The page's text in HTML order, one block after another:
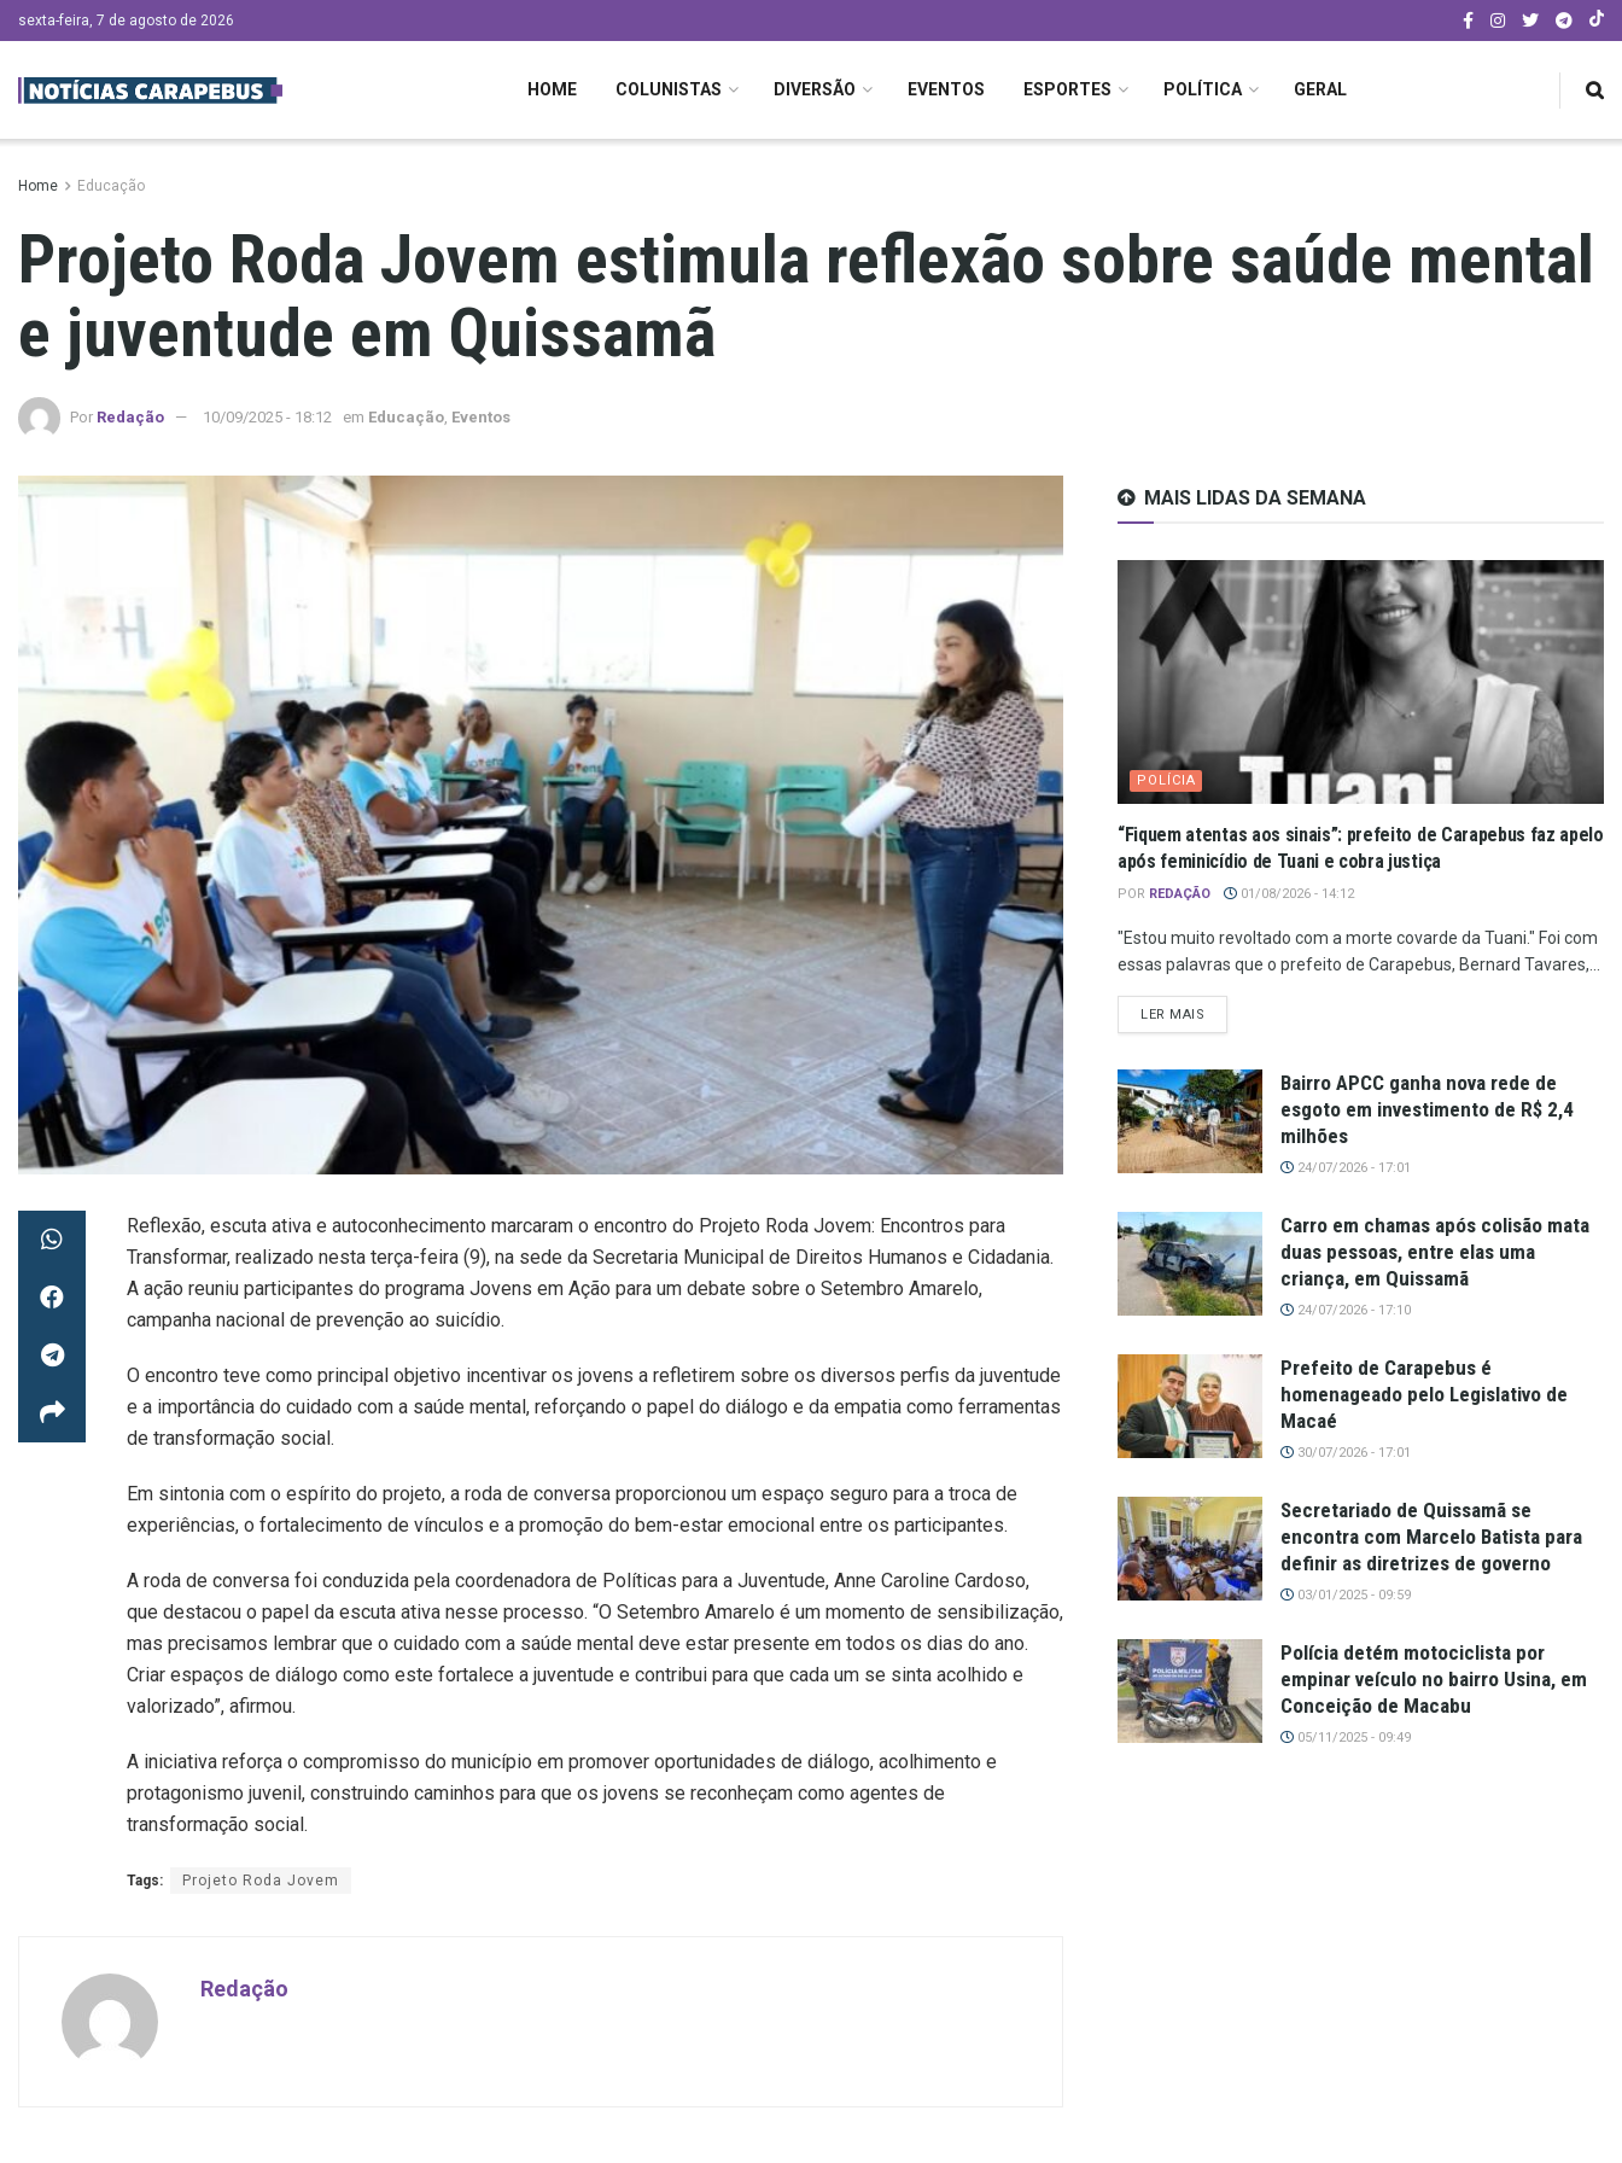
sexta-feira, 7 de agosto de 2026
HOME COLUNISTAS DIVERSÃO EVENTOS ESPORTES POLÍTICA GERAL
Home Educação
Projeto Roda Jovem estimula reflexão sobre saúde mental
e juventude em Quissamã
Por Redação 10/09/2025 - 18:12 em Educação, Eventos
Reflexão, escuta ativa e autoconhecimento marcaram o encontro do Projeto Roda Jovem: Encontros para
Transformar, realizado nesta terça-feira (9), na sede da Secretaria Municipal de Direitos Humanos e Cidadania.
A ação reuniu participantes do programa Jovens em Ação para um debate sobre o Setembro Amarelo,
campanha nacional de prevenção ao suicídio.
O encontro teve como principal objetivo incentivar os jovens a refletirem sobre os diversos perfis da juventude
e a importância do cuidado com a saúde mental, reforçando o papel do diálogo e da empatia como ferramentas
de transformação social.
Em sintonia com o espírito do projeto, a roda de conversa proporcionou um espaço seguro para a troca de
experiências, o fortalecimento de vínculos e a promoção do bem-estar emocional entre os participantes.
A roda de conversa foi conduzida pela coordenadora de Políticas para a Juventude, Anne Caroline Cardoso,
que destacou o papel da escuta ativa nesse processo. “O Setembro Amarelo é um momento de sensibilização,
mas precisamos lembrar que o cuidado com a saúde mental deve estar presente em todos os dias do ano.
Criar espaços de diálogo como este fortalece a juventude e contribui para que cada um se sinta acolhido e
valorizado”, afirmou.
A iniciativa reforça o compromisso do município em promover oportunidades de diálogo, acolhimento e
protagonismo juvenil, construindo caminhos para que os jovens se reconheçam como agentes de
transformação social.
Tags: Projeto Roda Jovem
Redação
MAIS LIDAS DA SEMANA
POLÍCIA
“Fiquem atentas aos sinais”: prefeito de Carapebus faz apelo
após feminicídio de Tuani e cobra justiça
POR REDAÇÃO 01/08/2026 - 14:12
"Estou muito revoltado com a morte covarde da Tuani." Foi com
essas palavras que o prefeito de Carapebus, Bernard Tavares,...
LER MAIS
Bairro APCC ganha nova rede de
esgoto em investimento de R$ 2,4
milhões
24/07/2026 - 17:01
Carro em chamas após colisão mata
duas pessoas, entre elas uma
criança, em Quissamã
24/07/2026 - 17:10
Prefeito de Carapebus é
homenageado pelo Legislativo de
Macaé
30/07/2026 - 17:01
Secretariado de Quissamã se
encontra com Marcelo Batista para
definir as diretrizes de governo
03/01/2025 - 09:59
Polícia detém motociclista por
empinar veículo no bairro Usina, em
Conceição de Macabu
05/11/2025 - 09:49